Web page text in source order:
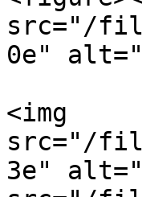
src="/
0e"
<img
src="/
3e"